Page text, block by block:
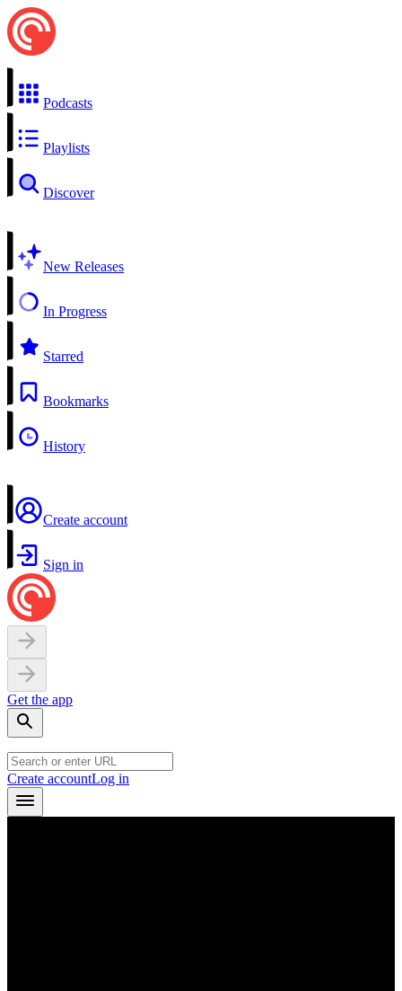
Podcasts
Playlists
Discover
New Releases
In Progress
Starred
Bookmarks
History
Create account
Sign in
Get the app
Create accountLog in